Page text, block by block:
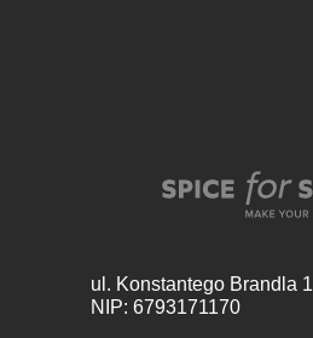
ul. Konstantego Brandla 1
NIP: 6793171170